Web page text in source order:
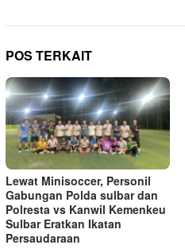
POS TERKAIT
Lewat Minisoccer, Personil
Gabungan Polda sulbar dan
Polresta vs Kanwil Kemenkeu
Sulbar Eratkan Ikatan
Persaudaraan